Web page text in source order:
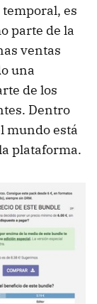
temporal, es
parte de la
ventas
una
de los
Dentro
mundo está
plataforma.